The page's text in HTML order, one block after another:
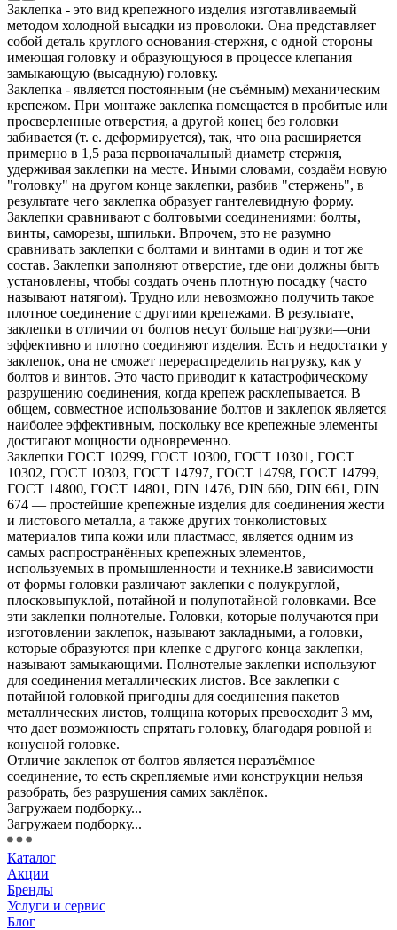
Заклепка - это вид крепежного изделия изготавливаемый
методом холодной высадки из проволоки. Она представляет
собой деталь круглого основания-стержня, с одной стороны
имеющая головку и образующуюся в процессе клепания
замыкающую (высадную) головку.
Заклепка - является постоянным (не съёмным) механическим
крепежом. При монтаже заклепка помещается в пробитые или
просверленные отверстия, а другой конец без головки
забивается (т. е. деформируется), так, что она расширяется
примерно в 1,5 раза первоначальный диаметр стержня,
удерживая заклепки на месте. Иными словами, создаём новую
"головку" на другом конце заклепки, разбив "стержень", в
результате чего заклепка образует гантелевидную форму.
Заклепки сравнивают с болтовыми соединениями: болты,
винты, саморезы, шпильки. Впрочем, это не разумно
сравнивать заклепки с болтами и винтами в один и тот же
состав. Заклепки заполняют отверстие, где они должны быть
установлены, чтобы создать очень плотную посадку (часто
называют натягом). Трудно или невозможно получить такое
плотное соединение с другими крепежами. В результате,
заклепки в отличии от болтов несут больше нагрузки—они
эффективно и плотно соединяют изделия. Есть и недостатки у
заклепок, она не сможет перераспределить нагрузку, как у
болтов и винтов. Это часто приводит к катастрофическому
разрушению соединения, когда крепеж расклепывается. В
общем, совместное использование болтов и заклепок является
наиболее эффективным, поскольку все крепежные элементы
достигают мощности одновременно.
Заклепки ГОСТ 10299, ГОСТ 10300, ГОСТ 10301, ГОСТ
10302, ГОСТ 10303, ГОСТ 14797, ГОСТ 14798, ГОСТ 14799,
ГОСТ 14800, ГОСТ 14801, DIN 1476, DIN 660, DIN 661, DIN
674 — простейшие крепежные изделия для соединения жести
и листового металла, а также других тонколистовых
материалов типа кожи или пластмасс, является одним из
самых распространённых крепежных элементов,
используемых в промышленности и технике.В зависимости
от формы головки различают заклепки с полукруглой,
плосковыпуклой, потайной и полупотайной головками. Все
эти заклепки полнотелые. Головки, которые получаются при
изготовлении заклепок, называют закладными, а головки,
которые образуются при клепке с другого конца заклепки,
называют замыкающими. Полнотелые заклепки используют
для соединения металлических листов. Все заклепки с
потайной головкой пригодны для соединения пакетов
металлических листов, толщина которых превосходит 3 мм,
что дает возможность спрятать головку, благодаря ровной и
конусной головке.
Отличие заклепок от болтов является неразъёмное
соединение, то есть скрепляемые ими конструкции нельзя
разобрать, без разрушения самих заклёпок.
Загружаем подборку...
Загружаем подборку...
Каталог
Акции
Бренды
Услуги и сервис
Блог